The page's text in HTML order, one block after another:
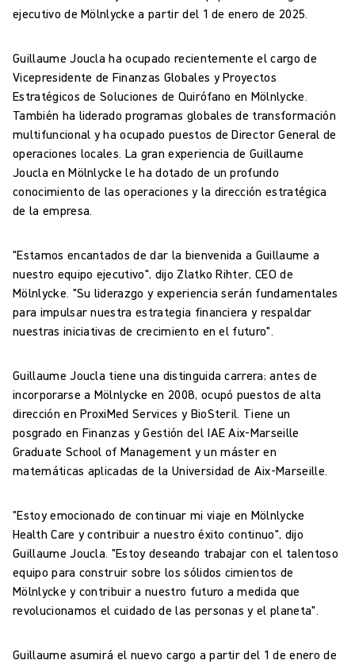
ejecutivo de Mölnlycke a partir del 1 de enero de 2025.
Guillaume Joucla ha ocupado recientemente el cargo de
Vicepresidente de Finanzas Globales y Proyectos
Estratégicos de Soluciones de Quirófano en Mölnlycke.
También ha liderado programas globales de transformación
multifuncional y ha ocupado puestos de Director General de
operaciones locales. La gran experiencia de Guillaume
Joucla en Mölnlycke le ha dotado de un profundo
conocimiento de las operaciones y la dirección estratégica
de la empresa.
"Estamos encantados de dar la bienvenida a Guillaume a
nuestro equipo ejecutivo", dijo Zlatko Rihter, CEO de
Mölnlycke. "Su liderazgo y experiencia serán fundamentales
para impulsar nuestra estrategia financiera y respaldar
nuestras iniciativas de crecimiento en el futuro".
Guillaume Joucla tiene una distinguida carrera; antes de
incorporarse a Mölnlycke en 2008, ocupó puestos de alta
dirección en ProxiMed Services y BioSteril. Tiene un
posgrado en Finanzas y Gestión del IAE Aix-Marseille
Graduate School of Management y un máster en
matemáticas aplicadas de la Universidad de Aix-Marseille.
"Estoy emocionado de continuar mi viaje en Mölnlycke
Health Care y contribuir a nuestro éxito continuo", dijo
Guillaume Joucla. "Estoy deseando trabajar con el talentoso
equipo para construir sobre los sólidos cimientos de
Mölnlycke y contribuir a nuestro futuro a medida que
revolucionamos el cuidado de las personas y el planeta".
Guillaume asumirá el nuevo cargo a partir del 1 de enero de